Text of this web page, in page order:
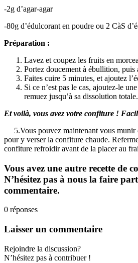
-2g d’agar-agar
-80g d’édulcorant en poudre ou 2 CàS
Préparation :
Lavez et coupez les fruits en
Portez doucement à ébullition, puis
Faites cuire 5 minutes, et ajoutez
Si ce n’est pas le cas, ajoutez-le
remuez jusqu’à sa dissolution totale.
Et voilà, vous avez votre confiture !
5.Vous pouvez maintenant vous munir
pour y verser la confiture chaude.
confiture refroidir avant de la placer au
Vous avez une autre recette de
N’hésitez pas à nous la faire
commentaire.
0 réponses
Laisser un commentaire
Rejoindre la discussion?
N’hésitez pas à contribuer !